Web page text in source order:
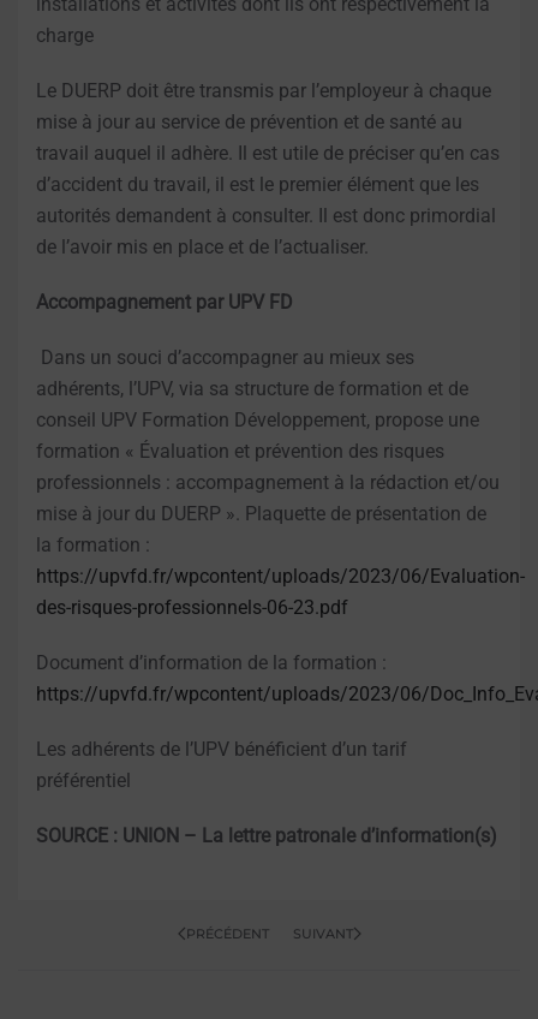
charge
Le DUERP doit être transmis par l’employeur à chaque
mise à jour au service de prévention et de santé au
travail auquel il adhère. Il est utile de préciser qu’en cas
d’accident du travail, il est le premier élément que les
autorités demandent à consulter. Il est donc primordial
de l’avoir mis en place et de l’actualiser.
Accompagnement par UPV FD
Dans un souci d’accompagner au mieux ses
adhérents, l’UPV, via sa structure de formation et de
conseil UPV Formation Développement, propose une
formation « Évaluation et prévention des risques
professionnels : accompagnement à la rédaction et/ou
mise à jour du DUERP ». Plaquette de présentation de
la formation :
https://upvfd.fr/wpcontent/uploads/2023/06/Evaluation-
des-risques-professionnels-06-23.pdf
Document d’information de la formation :
https://upvfd.fr/wpcontent/uploads/2023/06/
Les adhérents de l’UPV bénéficient d’un tarif
préférentiel
SOURCE : UNION – La lettre patronale d’information(s)
PRÉCÉDENT SUIVANT